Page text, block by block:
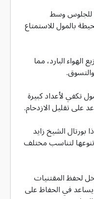
وسط
بالمول للاستمتاع
الهواء البارد، مما
تكفي لأعداد كبيرة
على تقليل الازدحام.
الشيخ زايد
تنوعها لتناسب مختلف
لحفظ المقتنيات
يساعد في الحفاظ على